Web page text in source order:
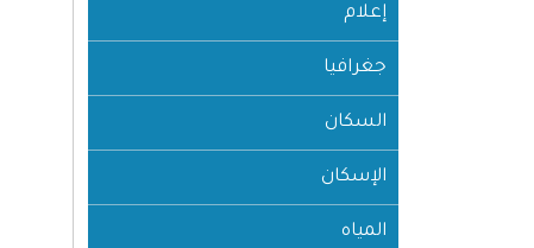
إعلام
جغرافيا
السكان
الإسكان
المياه